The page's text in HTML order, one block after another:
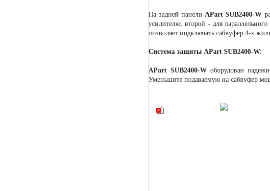
На задней панели APart SUB2400-W
усилителю, второй - для
позволяет подключать сабвуфер 4-х
Система защиты APart SUB2400-W:
APart SUB2400-Wоборудован
Уменьшите подаваемую на сабвуфер